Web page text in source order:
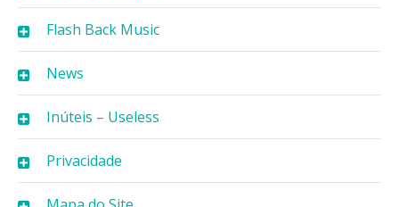
Flash Back Music
News
Inúteis – Useless
Privacidade